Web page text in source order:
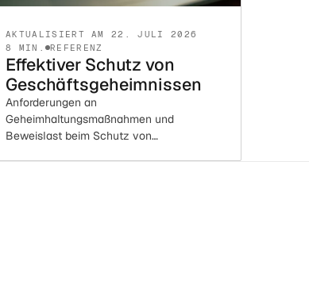
AKTUALISIERT AM 22. JULI 2026
8 MIN.
REFERENZ
Effektiver Schutz von
Geschäftsgeheimnissen
Anforderungen an
Geheimhaltungsmaßnahmen und
Beweislast beim Schutz von